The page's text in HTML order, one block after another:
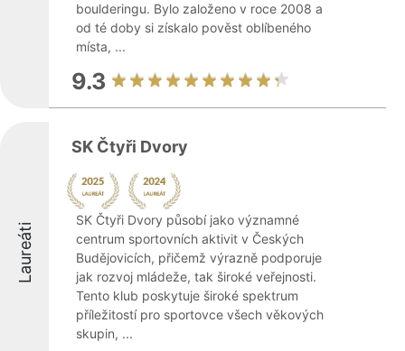
boulderingu. Bylo založeno v roce 2008 a
od té doby si získalo pověst oblíbeného
místa, ...
9.3
Laureáti
SK Čtyři Dvory
SK Čtyři Dvory působí jako významné
centrum sportovních aktivit v Českých
Budějovicích, přičemž výrazně podporuje
jak rozvoj mládeže, tak široké veřejnosti.
Tento klub poskytuje široké spektrum
příležitostí pro sportovce všech věkových
skupin, ...